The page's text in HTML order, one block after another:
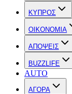
ΚΥΠΡΟΣ
OIKONOMIA
ΑΠΟΨΕΙΣ
BUZZLIFE
AUTO
ΑΓΟΡΑ